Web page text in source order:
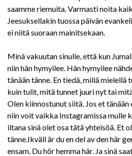
saamme riemuita. Varmasti noita
Jeesuksellakin tuossa päivän
ei niitä suoraan mainitsekaan.
Minä vakuutan sinulle, että kun
niin hän hymyilee. Hän hymyilee
tänään tänne. En tiedä, millä mielellä
kuin tulit, mitä tunnet juuri nyt tai
Olen kiinnostunut siitä. Jos et tänään
niin voit vaikka Instagramissa mulle
iltana sinä olet osa tätä yhteisöä. Et
tänne.Ikväll är du en del av den här
ensam. Du hör hemma här. Ja sinä